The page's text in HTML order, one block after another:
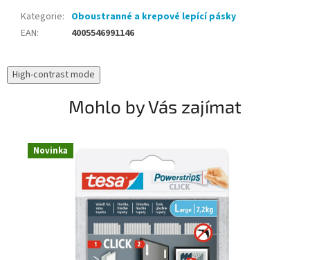
Kategorie: Oboustranné a krepové lepící pásky
EAN: 4005546991146
High-contrast mode
Mohlo by Vás zajímat
Novinka